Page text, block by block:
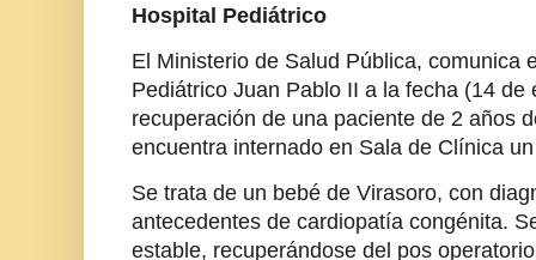
Hospital Pediátrico
El Ministerio de Salud Pública, comunica
Pediátrico Juan Pablo II a la fecha (14 de
recuperación de una paciente de 2 años
encuentra internado en Sala de Clínica
Se trata de un bebé de Virasoro, con
antecedentes de cardiopatía congénita.
estable, recuperándose del pos